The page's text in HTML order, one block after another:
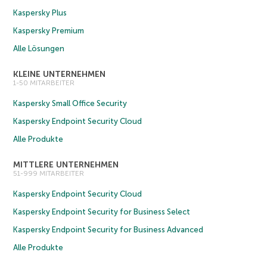
Kaspersky Plus
Kaspersky Premium
Alle Lösungen
KLEINE UNTERNEHMEN
1-50 MITARBEITER
Kaspersky Small Office Security
Kaspersky Endpoint Security Cloud
Alle Produkte
MITTLERE UNTERNEHMEN
51-999 MITARBEITER
Kaspersky Endpoint Security Cloud
Kaspersky Endpoint Security for Business Select
Kaspersky Endpoint Security for Business Advanced
Alle Produkte